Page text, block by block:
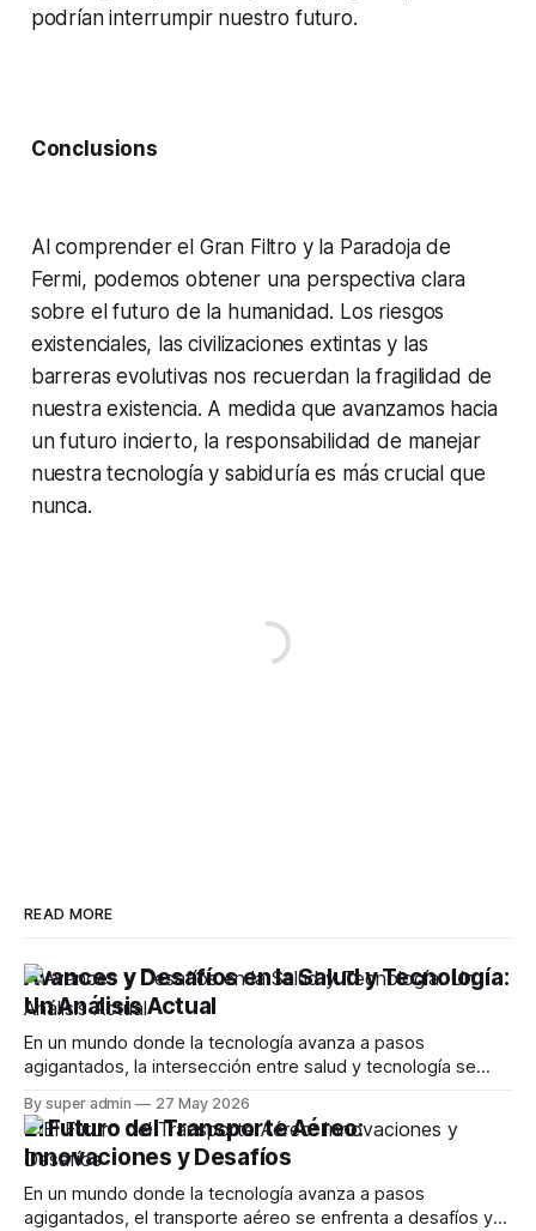
podrían interrumpir nuestro futuro.
Conclusions
Al comprender el Gran Filtro y la Paradoja de
Fermi, podemos obtener una perspectiva clara
sobre el futuro de la humanidad. Los riesgos
existenciales, las civilizaciones extintas y las
barreras evolutivas nos recuerdan la fragilidad de
nuestra existencia. A medida que avanzamos hacia
un futuro incierto, la responsabilidad de manejar
nuestra tecnología y sabiduría es más crucial que
nunca.
READ MORE
Avances y Desafíos en la Salud y Tecnología:
Un Análisis Actual
En un mundo donde la tecnología avanza a pasos
agigantados, la intersección entre salud y tecnología se
desarrollos recientes en aplicaciones de salud, desafíos
que enfrentan los usuarios y las controversias que emergen
By super admin 27 May 2026
El Futuro del Transporte Aéreo:
Innovaciones y Desafíos
En un mundo donde la tecnología avanza a pasos
agigantados, el transporte aéreo se enfrenta a desafíos y